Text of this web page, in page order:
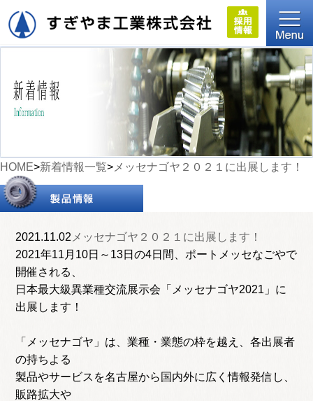
HOME>新着情報一覧>メッセナゴヤ２０２１に出展します！
2021.11.02 メッセナゴヤ２０２１に出展します！
2021年11月10日～13日の4日間、ポートメッセなごやで
開催される、
日本最大級異業種交流展示会「メッセナゴヤ2021」に
出展します！
「メッセナゴヤ」は、業種・業態の枠を越え、各出展者
の持ちよる
製品やサービスを名古屋から国内外に広く情報発信し、
販路拡大や